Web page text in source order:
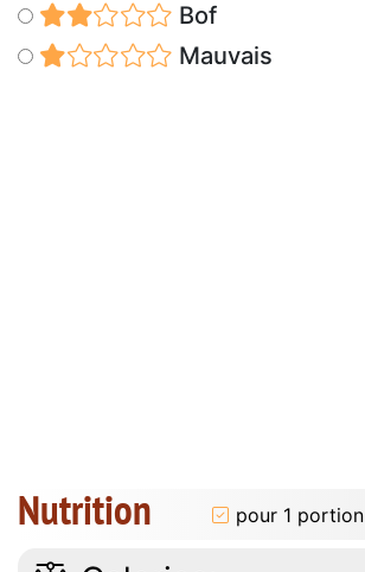
Bof
Mauvais
Nutrition pour 1 portion